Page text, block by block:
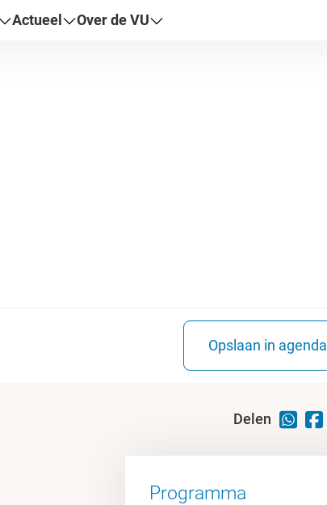
Actueel Over de VU
Opslaan in agenda
Delen
Programma